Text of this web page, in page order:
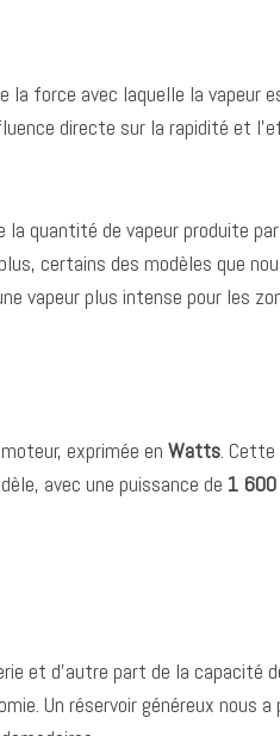
la force avec laquelle la vapeur
directe sur la rapidité et
quantité de vapeur produite
certains des modèles que
vapeur plus intense pour les
exprimée en Watts. Cette
avec une puissance de 1
et d’autre part de la capacité
Un réservoir généreux